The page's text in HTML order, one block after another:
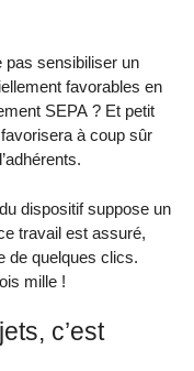
pas sensibiliser un
favorables en
SEPA ? Et petit
à coup sûr
dispositif suppose un
travail est assuré,
de quelques clics.
mille !
c’est